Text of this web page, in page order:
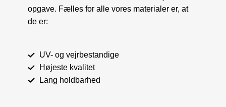
opgave. Fælles for alle vores materialer er, at
de er:
UV- og vejrbestandige
Højeste kvalitet
Lang holdbarhed